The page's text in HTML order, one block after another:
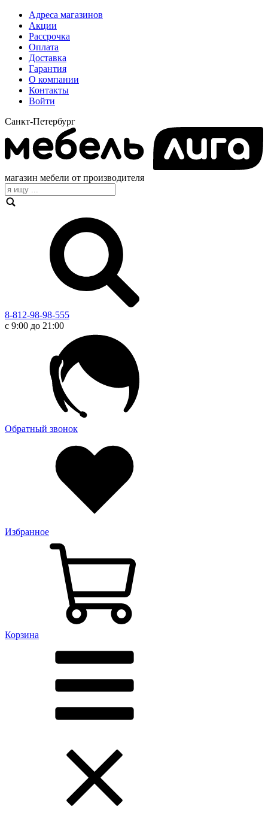
Адреса магазинов
Акции
Рассрочка
Оплата
Доставка
Гарантия
О компании
Контакты
Войти
Санкт-Петербург
магазин мебели от производителя
8-812-98-98-555
с 9:00 до 21:00
Обратный звонок
Избранное
Корзина